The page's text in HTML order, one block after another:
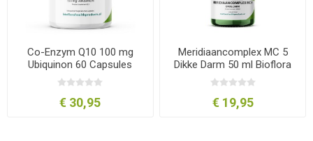
Co-Enzym Q10 100 mg
Ubiquinon 60 Capsules
Bioflora
€ 30,95
Meridiaancomplex MC 5
Dikke Darm 50 ml Bioflora
€ 19,95